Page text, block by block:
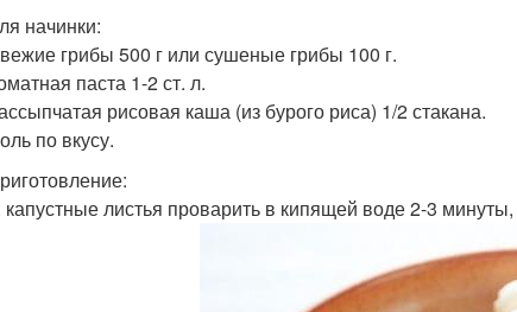
начинки:
грибы 500 г или сушеные грибы 100 г.
паста 1-2 ст. л.
рисовая каша (из бурого риса) 1/2 стакана.
по вкусу.
капустные листья проварить в кипящей воде 2-3